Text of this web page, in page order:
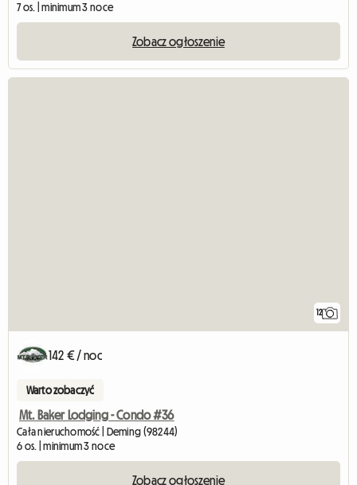
7 os. | minimum 3 noce
Zobacz ogłoszenie
12
142 € / noc
Warto zobaczyć
Mt. Baker Lodging - Condo #36
Cała nieruchomość | Deming (98244)
6 os. | minimum 3 noce
Zobacz ogłoszenie